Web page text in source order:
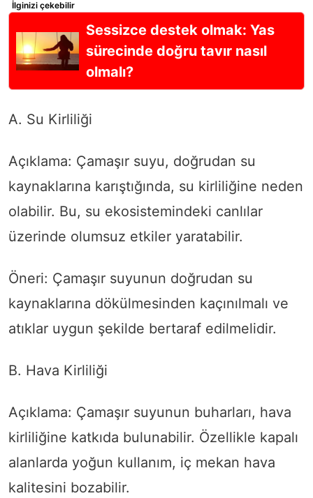
İlginizi çekebilir
Sessizce destek olmak: Yas
sürecinde doğru tavır nasıl
olmalı?
A. Su Kirliliği
Açıklama: Çamaşır suyu, doğrudan su
kaynaklarına karıştığında, su kirliliğine neden
olabilir. Bu, su ekosistemindeki canlılar
üzerinde olumsuz etkiler yaratabilir.
Öneri: Çamaşır suyunun doğrudan su
kaynaklarına dökülmesinden kaçınılmalı ve
atıklar uygun şekilde bertaraf edilmelidir.
B. Hava Kirliliği
Açıklama: Çamaşır suyunun buharları, hava
kirliliğine katkıda bulunabilir. Özellikle kapalı
alanlarda yoğun kullanım, iç mekan hava
kalitesini bozabilir.